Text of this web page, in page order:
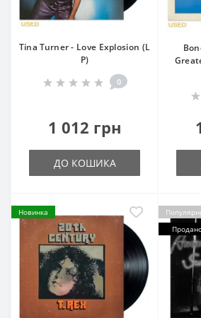
Tina Turner - Love Explosion (L
P)
0
1 012 грн
ДО КОШИКА
Новинка